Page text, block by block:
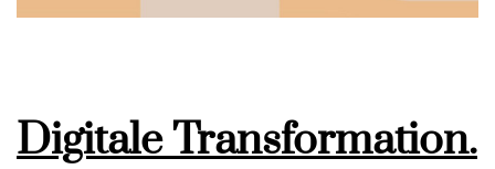
Digitale Transformation.